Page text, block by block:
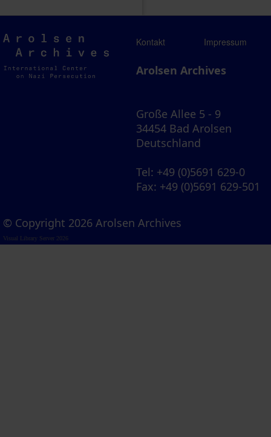
Arolsen
Archives
Kontakt Impressum
Arolsen Archives
Große Allee 5 - 9
34454 Bad Arolsen
Deutschland
Tel: +49 (0)5691 629-0
Fax: +49 (0)5691 629-501
© Copyright 2026 Arolsen Archives
Visual Library Server 2026